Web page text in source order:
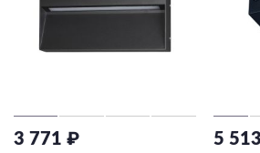
3 771 ₽ 5